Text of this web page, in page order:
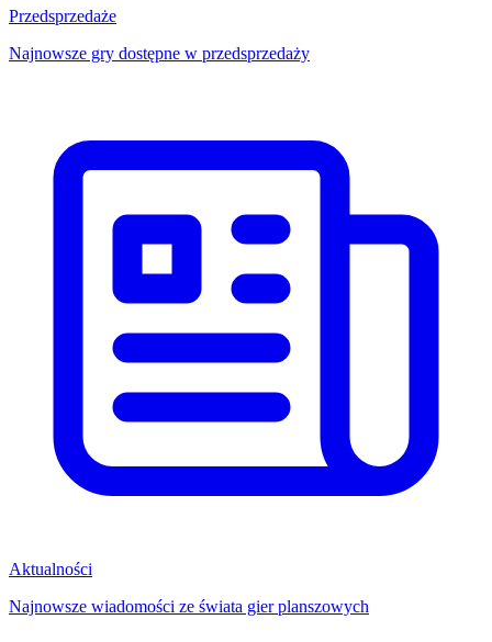
Przedsprzedaże
Najnowsze gry dostępne w przedsprzedaży
Aktualności
Najnowsze wiadomości ze świata gier planszowych